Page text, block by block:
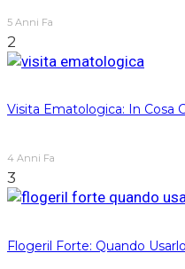
5 Anni Fa
2
Visita Ematologica: In Cosa
4 Anni Fa
3
Flogeril Forte: Quando